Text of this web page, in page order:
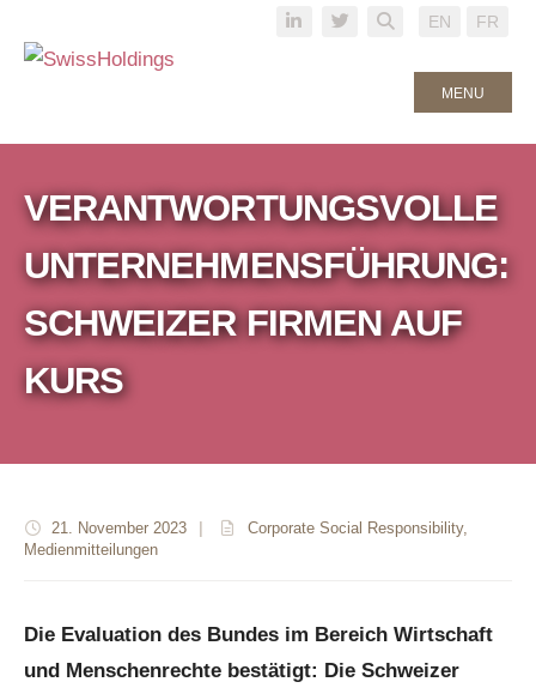
EN FR
MENU
VERANTWORTUNGSVOLLE
UNTERNEHMENSFÜHRUNG:
SCHWEIZER FIRMEN AUF
KURS
21. November 2023 Corporate Social Responsibility,
Medienmitteilungen
Die Evaluation des Bundes im Bereich Wirtschaft
und Menschenrechte bestätigt: Die Schweizer